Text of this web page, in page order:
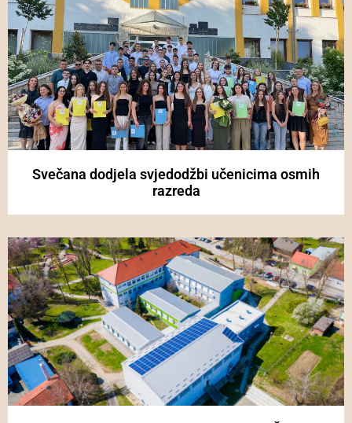
Svečana dodjela svjedodžbi učenicima osmih
razreda